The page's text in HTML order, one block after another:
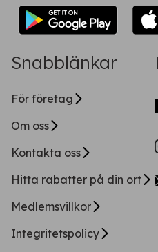
Snabblänkar
För företag
Om oss
Kontakta oss
Hitta rabatter på din ort
Medlemsvillkor
Integritetspolicy